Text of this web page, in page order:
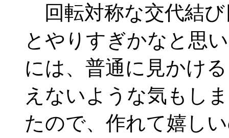
回転対称な交代結
とやりすぎかなと思
には、普通に見かけ
えないような気もし
たので、作れて嬉し